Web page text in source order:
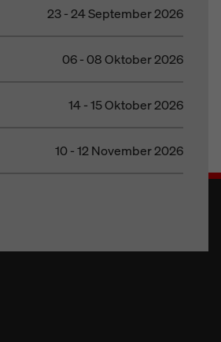
23 - 24 September 2026
06 - 08 Oktober 2026
14 - 15 Oktober 2026
10 - 12 November 2026